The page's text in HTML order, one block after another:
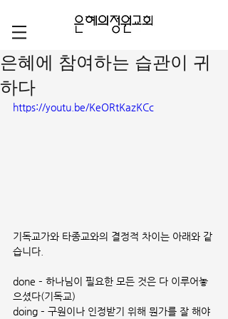
은혜에 참여하는 습관이 귀
하다
https://youtu.be/KeORtKazKCc
기독교가와 타종교와의 결정적 차이는 아래와 같
습니다.
done – 하나님이 필요한 모든 것은 다 이루어놓
으셨다(기독교)
doing – 구원이나 인정받기 위해 뭔가를 잘 해야